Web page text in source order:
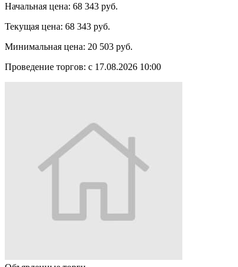
Начальная цена: 68 343 руб.
Текущая цена: 68 343 руб.
Минимальная цена: 20 503 руб.
Проведение торгов: с 17.08.2026 10:00